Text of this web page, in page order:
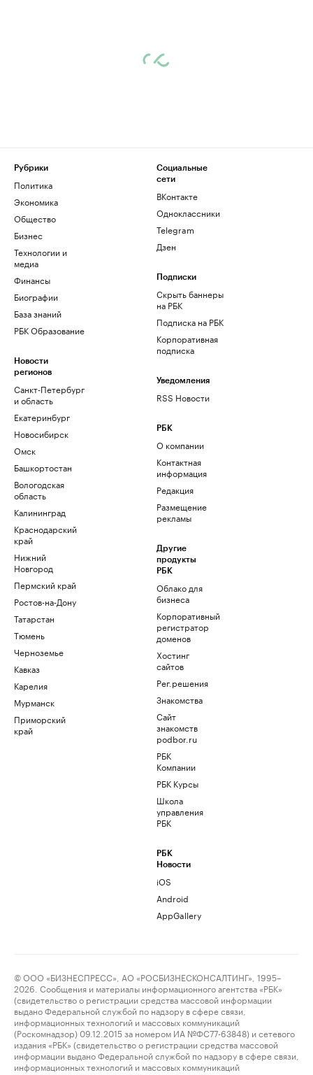
Рубрики
Политика
Экономика
Общество
Бизнес
Технологии и
медиа
Финансы
Биографии
База знаний
РБК Образование
Новости
регионов
Санкт-Петербург
и область
Екатеринбург
Новосибирск
Омск
Башкортостан
Вологодская
область
Калининград
Краснодарский
край
Нижний
Новгород
Пермский край
Ростов-на-Дону
Татарстан
Тюмень
Черноземье
Кавказ
Карелия
Мурманск
Приморский
край
Социальные
сети
ВКонтакте
Одноклассники
Telegram
Дзен
Подписки
Скрыть баннеры
на РБК
Подписка на РБК
Корпоративная
подписка
Уведомления
RSS Новости
РБК
О компании
Контактная
информация
Редакция
Размещение
рекламы
Другие
продукты
РБК
Облако для
бизнеса
Корпоративный
регистратор
доменов
Хостинг
сайтов
Рег.решения
Знакомства
Сайт
знакомств
podbor.ru
РБК
Компании
РБК Курсы
Школа
управления
РБК
РБК
Новости
iOS
Android
AppGallery
© ООО «БИЗНЕСПРЕСС», АО «РОСБИЗНЕСКОНСАЛТИНГ», 1995–
2026. Сообщения и материалы информационного агентства «РБК»
(свидетельство о регистрации средства массовой информации
выдано Федеральной службой по надзору в сфере связи,
информационных технологий и массовых коммуникаций
(Роскомнадзор) 09.12.2015 за номером ИА №ФС77-63848) и сетевого
издания «РБК» (свидетельство о регистрации средства массовой
информации выдано Федеральной службой по надзору в сфере связи,
информационных технологий и массовых коммуникаций